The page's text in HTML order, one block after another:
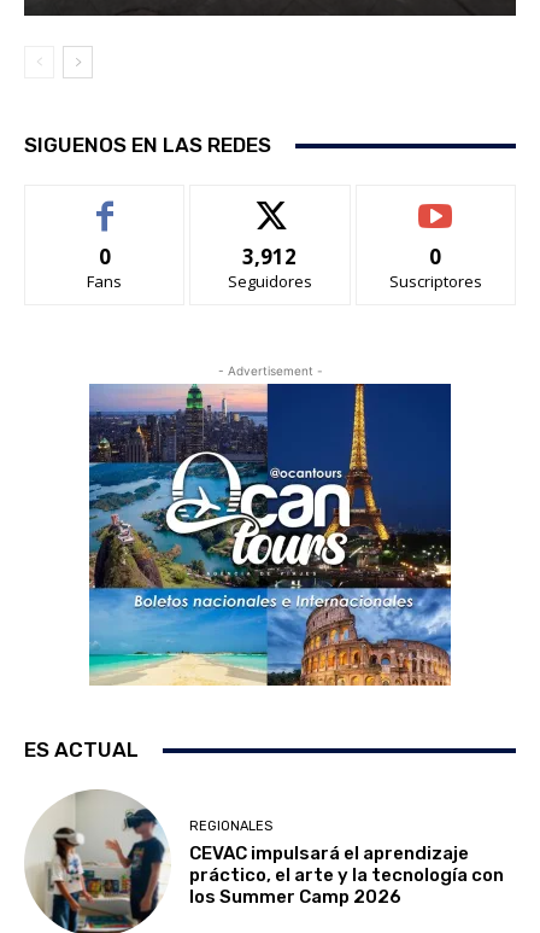
SIGUENOS EN LAS REDES
0
Fans
3,912
Seguidores
0
Suscriptores
- Advertisement -
ES ACTUAL
REGIONALES
CEVAC impulsará el aprendizaje
práctico, el arte y la tecnología con
los Summer Camp 2026